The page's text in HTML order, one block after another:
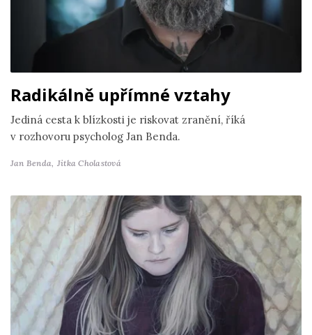
Radikálně upřímné vztahy
Jediná cesta k blízkosti je riskovat zranění, říká
v rozhovoru psycholog Jan Benda.
Jan Benda, Jitka Cholastová